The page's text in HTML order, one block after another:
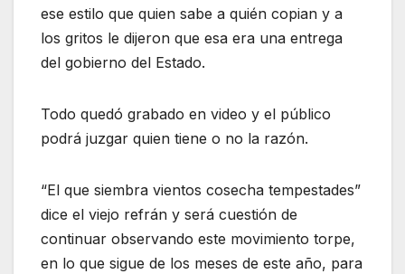
ese estilo que quien sabe a quién copian y a
los gritos le dijeron que esa era una entrega
del gobierno del Estado.
Todo quedó grabado en video y el público
podrá juzgar quien tiene o no la razón.
“El que siembra vientos cosecha tempestades”
dice el viejo refrán y será cuestión de
continuar observando este movimiento torpe,
en lo que sigue de los meses de este año, para